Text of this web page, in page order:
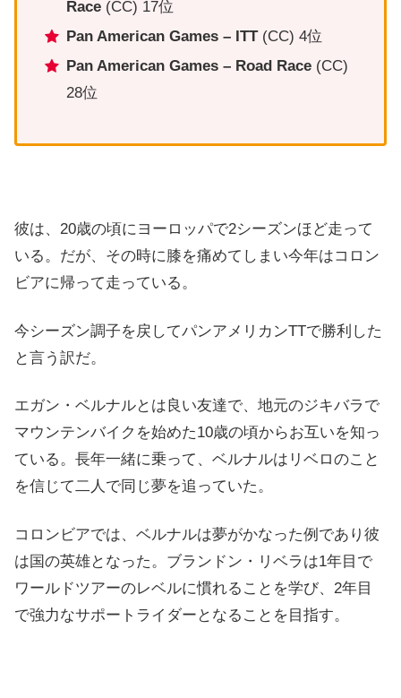
Race(CC) 17位
Pan American Games – ITT(CC) 4位
Pan American Games – Road Race(CC)
28位
彼は、20歳の頃にヨーロッパで2シーズンほど走って
いる。だが、その時に膝を痛めてしまい今年はコロン
ビアに帰って走っている。
今シーズン調子を戻してパンアメリカンTTで勝利した
と言う訳だ。
エガン・ベルナルとは良い友達で、地元のジキバラで
マウンテンバイクを始めた10歳の頃からお互いを知っ
ている。長年一緒に乗って、ベルナルはリベロのこと
を信じて二人で同じ夢を追っていた。
コロンビアでは、ベルナルは夢がかなった例であり彼
は国の英雄となった。ブランドン・リベラは1年目で
ワールドツアーのレベルに慣れることを学び、2年目
で強力なサポートライダーとなることを目指す。